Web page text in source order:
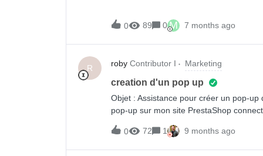
mais la configuration est en réalité assez
pour votre marque, voici les aspects sur
conseille de vous
Meta (c’est plus simple qu’il n’y
WhatsApp, vous devez avoir un accès
compte Meta Business. C’est non
l’intégration ne pourra pas aboutir,
prêt.La première fois que j’ai connecté
plus de temps à chercher qui avait
0 89 0M 7 months ago
R roby Contributor I Marketing
creation d'un pop up
Objet : Assistance pour créer un pop-
pop-up sur mon site PrestaShop
souhaite inclure :– Texte d’accroche :
0 72 1 9 months ago